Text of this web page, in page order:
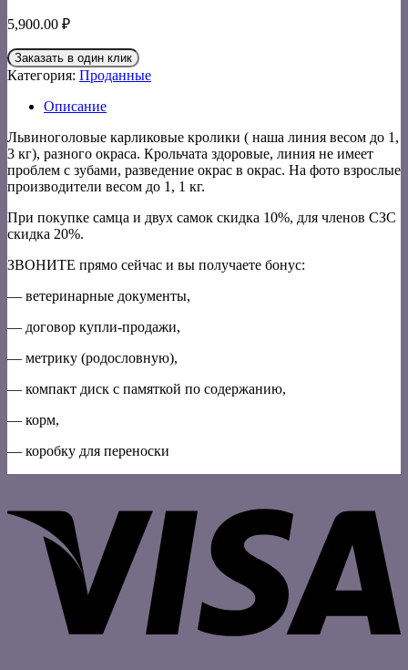
5,900.00 ₽
Заказать в один клик
Категория: Проданные
Описание
Львиноголовые карликовые кролики ( наша линия весом до 1,
3 кг), разного окраса. Крольчата здоровые, линия не имеет
проблем с зубами, разведение окрас в окрас. На фото взрослые
производители весом до 1, 1 кг.
При покупке самца и двух самок скидка 10%, для членов СЗС
скидка 20%.
ЗВОНИТЕ прямо сейчас и вы получаете бонус:
— ветеринарные документы,
— договор купли-продажи,
— метрику (родословную),
— компакт диск с памяткой по содержанию,
— корм,
— коробку для переноски